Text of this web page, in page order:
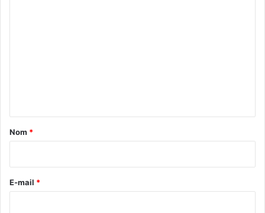
a
e
Nom *
E-mail *